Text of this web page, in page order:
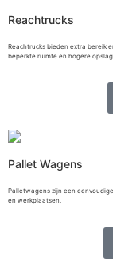
Reachtrucks
Reachtrucks bieden extra bereik
beperkte ruimte en hogere
Pallet Wagens
Palletwagens zijn een
en werkplaatsen.